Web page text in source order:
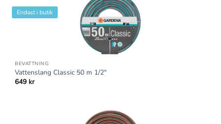
Endast i butik
BEVATTNING
Vattenslang Classic 50 m 1/2″
649 kr